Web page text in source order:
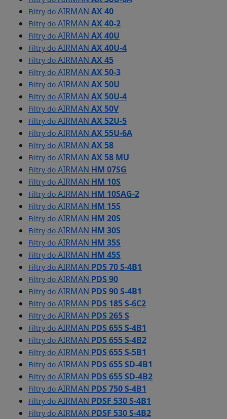
Filtry do AIRMAN AX 40
Filtry do AIRMAN AX 40-2
Filtry do AIRMAN AX 40U
Filtry do AIRMAN AX 40U-4
Filtry do AIRMAN AX 45
Filtry do AIRMAN AX 50-3
Filtry do AIRMAN AX 50U
Filtry do AIRMAN AX 50U-4
Filtry do AIRMAN AX 50V
Filtry do AIRMAN AX 52U-5
Filtry do AIRMAN AX 55U-6A
Filtry do AIRMAN AX 58
Filtry do AIRMAN AX 58 MU
Filtry do AIRMAN HM 07SG
Filtry do AIRMAN HM 10S
Filtry do AIRMAN HM 10SAG-2
Filtry do AIRMAN HM 15S
Filtry do AIRMAN HM 20S
Filtry do AIRMAN HM 30S
Filtry do AIRMAN HM 35S
Filtry do AIRMAN HM 45S
Filtry do AIRMAN PDS 70 S-4B1
Filtry do AIRMAN PDS 90
Filtry do AIRMAN PDS 90 S-4B1
Filtry do AIRMAN PDS 185 S-6C2
Filtry do AIRMAN PDS 265 S
Filtry do AIRMAN PDS 655 S-4B1
Filtry do AIRMAN PDS 655 S-4B2
Filtry do AIRMAN PDS 655 S-5B1
Filtry do AIRMAN PDS 655 SD-4B1
Filtry do AIRMAN PDS 655 SD-4B2
Filtry do AIRMAN PDS 750 S-4B1
Filtry do AIRMAN PDSF 530 S-4B1
Filtry do AIRMAN PDSF 530 S-4B2